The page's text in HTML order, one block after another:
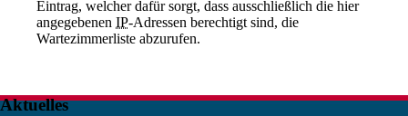
Eintrag, welcher dafür sorgt, dass ausschließlich die hier
angegebenen IP-Adressen berechtigt sind, die
Wartezimmerliste abzurufen.
Aktuelles